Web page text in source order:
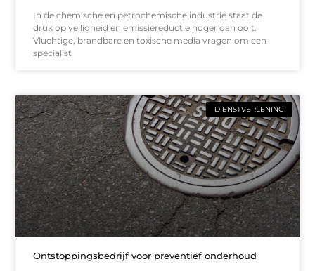
In de chemische en petrochemische industrie staat de
druk op veiligheid en emissiereductie hoger dan ooit.
Vluchtige, brandbare en toxische media vragen om een
specialist
DIENSTVERLENING
Ontstoppingsbedrijf voor preventief onderhoud